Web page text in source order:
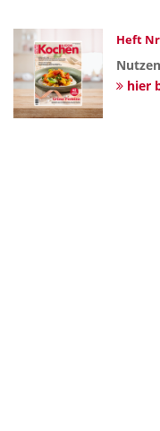
Heft
hier